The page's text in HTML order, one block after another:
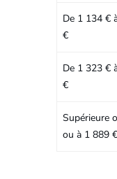
De 1 134 €
€
De 1 323 €
€
Supérieure
ou à 1 889 €